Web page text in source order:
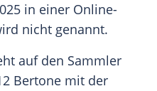
in einer Online-
nicht genannt.
auf den Sammler
Bertone mit der